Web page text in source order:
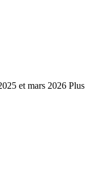
et mars 2026 Plus